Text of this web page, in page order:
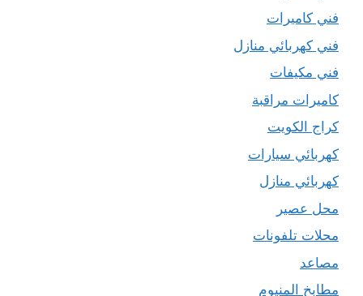
فني كاميرات
فني كهربائي منازل
فني مكيفات
كاميرات مراقبة
كراج الكويت
كهربائي سيارات
كهربائي منازل
محل عصير
محلات تلفونات
مصاعد
مطابخ المنيوم